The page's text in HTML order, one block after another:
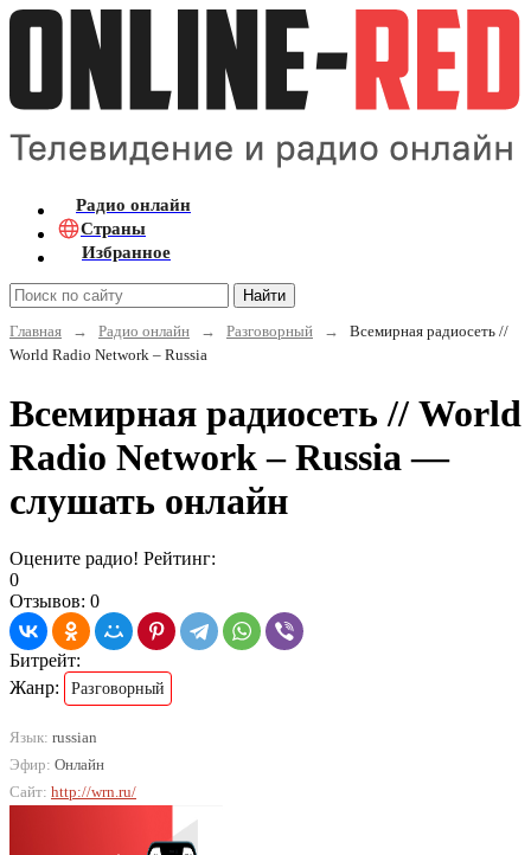
Радио онлайн
Страны
Избранное
Найти
Главная
→ Радио онлайн → Разговорный →
Всемирная радиосеть //
World Radio Network – Russia
Всемирная радиосеть // World
Radio Network – Russia —
слушать онлайн
Оцените радио! Рейтинг:
0
Отзывов: 0
Битрейт:
Жанр:
Разговорный
Язык: russian
Эфир: Онлайн
Сайт: http://wrn.ru/